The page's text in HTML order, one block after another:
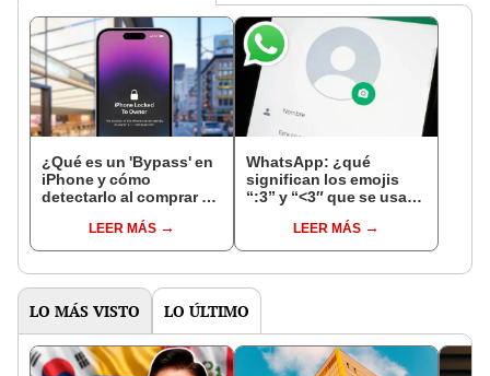
¿Qué es un 'Bypass' en
iPhone y cómo
detectarlo al comprar un
LEER MÁS
WhatsApp: ¿qué
significan los emojis
“:3” y “<3″ que se usan
LEER MÁS
LO MÁS VISTO LO ÚLTIMO